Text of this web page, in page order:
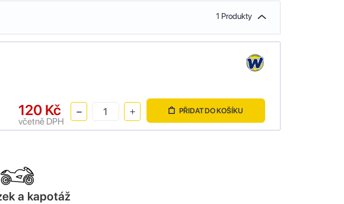
1 Produkty
120 Kč
včetně DPH
PŘIDAT DO KOŠÍKU
a kapotáž